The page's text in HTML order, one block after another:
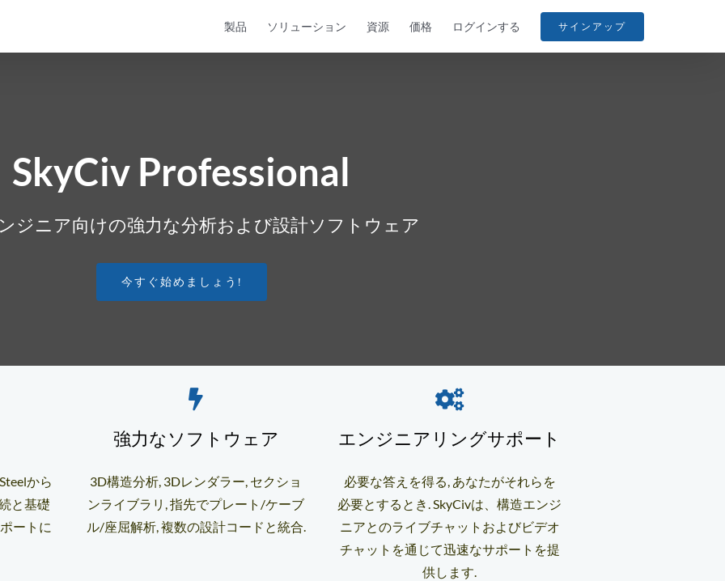
製品 ソリューション 資源 価格 ログインする サインアップ
SkyCiv Professional
ジニア向けの強力な分析および設計ソフトウェア
今すぐ始めましょう!
から
と基礎
ートに
強力なソフトウェア
3D構造分析, 3Dレンダラー, セクショ
ンライブラリ, 指先でプレート/ケーブ
ル/座屈解析, 複数の設計コードと統合.
エンジニアリングサポート
必要な答えを得る, あなたがそれらを
必要とするとき. SkyCivは、構造エンジ
ニアとのライブチャットおよびビデオ
チャットを通じて迅速なサポートを提
供します.